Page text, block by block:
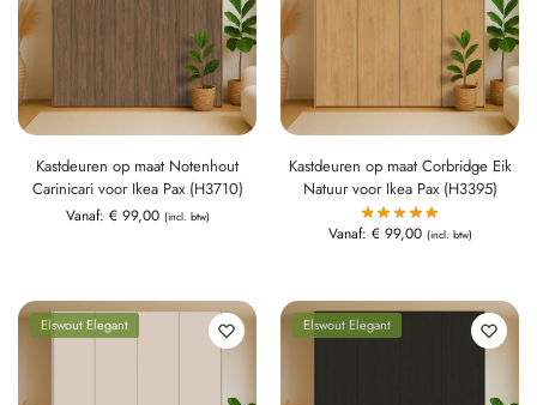
Kastdeuren op maat Notenhout
Carinicari voor Ikea Pax (H3710)
Vanaf: €99,00 (incl. btw)
Kastdeuren op maat Corbridge Eik
Natuur voor Ikea Pax (H3395)
Vanaf: €99,00 (incl. btw)
Elswout Elegant Elswout Elegant